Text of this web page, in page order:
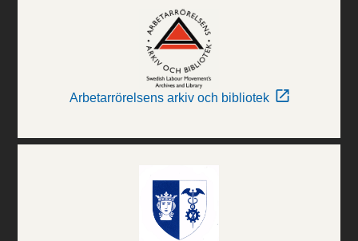
Arbetarrörelsens arkiv och bibliotek